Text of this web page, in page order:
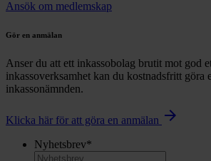
Ansök om medlemskap
Gör en anmälan
Anser du att ett inkassobolag brutit mot god
inkassoverksamhet kan du kostnadsfritt göra
inkassonämnden.
Klicka här för att göra en anmälan arrow_forward
Nyhetsbrev*